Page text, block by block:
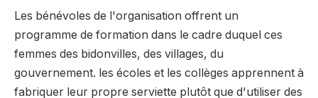
Les bénévoles de l'organisation offrent un
programme de formation dans le cadre duquel ces
femmes des bidonvilles, des villages, du
gouvernement. les écoles et les collèges apprennent à
fabriquer leur propre serviette plutôt que d'utiliser des